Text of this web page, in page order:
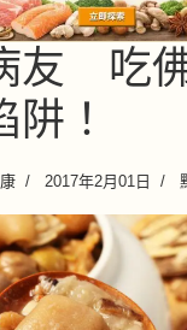
友 吃
！
2017年2月01日